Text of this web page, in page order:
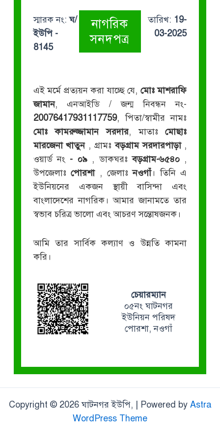
স্মারক নং:ঘ/
ইউপি -
8145
নাগরিক
সনদপত্র
তারিখ: 19-
03-2025
এই মর্মে প্রত্যয়ন করা যাচ্ছে যে, মোঃ মাশরাফি
জামান, এনআইডি / জন্ম নিবন্ধন নং-
20076417931117759, পিতা/স্বামীর নামঃ
মোঃ কামরুজ্জামান সরদার, মাতাঃমোছাঃ
মারজেনা খাতুন , গ্রামঃবড়গ্রাম সরদারপাড়া ,
ওয়ার্ড নং - ০৯ , ডাকঘরঃবড়গ্রাম-৬৫৪০ ,
উপজেলাঃপোরশা , জেলাঃনওগাঁ। তিনি এ
ইউনিয়নের একজন স্থায়ী বাসিন্দা এবং
বাংলাদেশের নাগরিক। আমার জানামতে তার
স্বভাব চরিত্র ভালো এবং আচরণ সন্তোষজনক।
আমি তার সার্বিক কল্যাণ ও উন্নতি কামনা
করি।
চেয়ারম্যান
০৫নং ঘাটনগর
ইউনিয়ন পরিষদ
পোরশা, নওগাঁ
Copyright © 2026 ঘাটনগর ইউপি, | Powered by Astra
WordPress Theme